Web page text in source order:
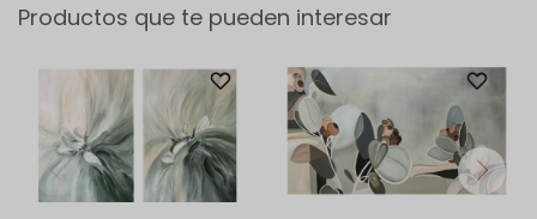
Productos que te pueden interesar